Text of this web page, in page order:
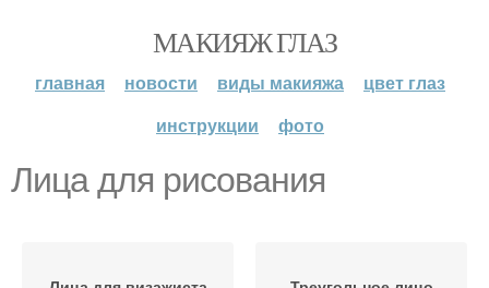
МАКИЯЖ ГЛАЗ
главная новости виды макияжа
цвет глаз
инструкции
фото
Лица для рисования